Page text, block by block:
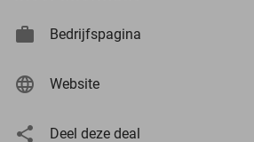
Bedrijfspagina
Website
Deel deze deal